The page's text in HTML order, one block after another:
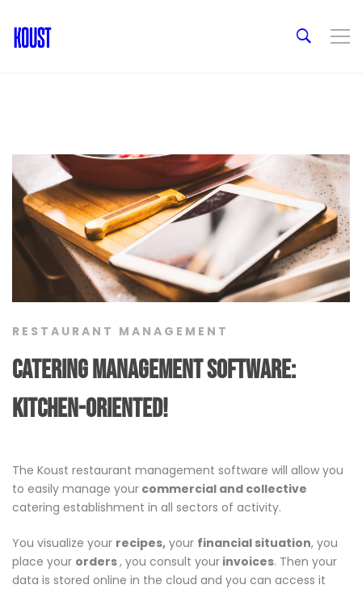
RESTAURANT MANAGEMENT
Catering management software:
Kitchen-oriented!
The Koust restaurant management software will allow you
to easily manage your commercial and collective
catering establishment in all sectors of activity.
You visualize your recipes, your financial situation, you
place your orders, you consult your invoices. Then your
data is stored online in the cloud and you can access it